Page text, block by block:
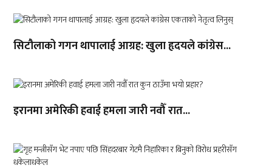
सिटौलाको गगन थापालाई आग्रह: खुला हृदयले कांग्रेस...
इरानमा अमेरिकी हवाई हमला जारी नवौँ रात...